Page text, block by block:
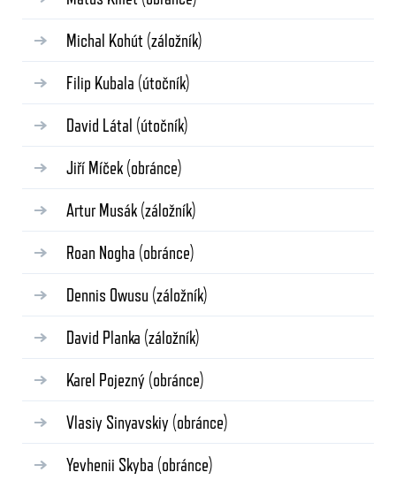
Michal Kohút (záložník)
Filip Kubala (útočník)
David Látal (útočník)
Jiří Míček (obránce)
Artur Musák (záložník)
Roan Nogha (obránce)
Dennis Owusu (záložník)
David Planka (záložník)
Karel Pojezný (obránce)
Vlasiy Sinyavskiy (obránce)
Yevhenii Skyba (obránce)